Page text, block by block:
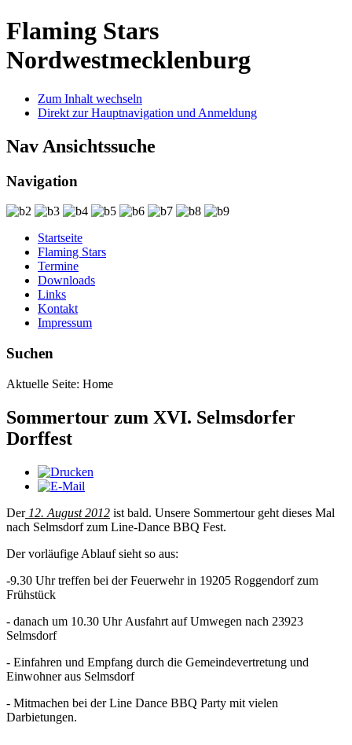
Flaming Stars
Nordwestmecklenburg
Zum Inhalt wechseln
Direkt zur Hauptnavigation und Anmeldung
Nav Ansichtssuche
Navigation
Startseite
Flaming Stars
Termine
Downloads
Links
Kontakt
Impressum
Suchen
Aktuelle Seite: Home
Sommertour zum XVI. Selmsdorfer
Dorffest
Der12. August 2012 ist bald. Unsere Sommertour geht dieses Mal
nach Selmsdorf zum Line-Dance BBQ Fest.
Der vorläufige Ablauf sieht so aus:
-9.30 Uhr treffen bei der Feuerwehr in 19205 Roggendorf zum
Frühstück
- danach um 10.30 Uhr Ausfahrt auf Umwegen nach 23923
Selmsdorf
- Einfahren und Empfang durch die Gemeindevertretung und
Einwohner aus Selmsdorf
- Mitmachen bei der Line Dance BBQ Party mit vielen
Darbietungen.